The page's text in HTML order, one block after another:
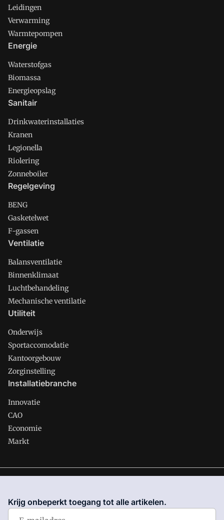
Leidingen
Verwarming
Warmtepompen
Energie
Waterstofgas
Biomassa
Energieopslag
Sanitair
Drinkwaterinstallaties
Kranen
Legionella
Riolering
Zonneboiler
Regelgeving
BENG
Gasketelwet
F-gassen
Ventilatie
Balansventilatie
Binnenklimaat
Luchtbehandeling
Mechanische ventilatie
Utiliteit
Onderwijs
Sportaccomodatie
Kantoorgebouw
Zorginstelling
Installatiebranche
Innovatie
CAO
Economie
Markt
waar VMN media voor staat. Op gebruik van deze site zijn de
volgende regelingen van toepassing:Algemene Voorwaarden
Krijg onbeperkt toegang tot alle artikelen.